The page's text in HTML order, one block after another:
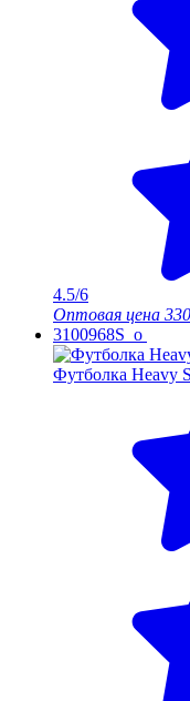
4.5/6
Оптовая цена
3100968S_o
Футболка Heavy